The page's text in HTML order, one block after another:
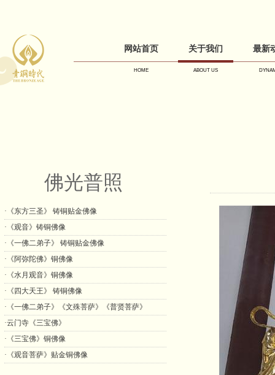
网站首页
HOME
关于我们
ABOUT US
最新
佛光普照
·《东方三圣》 铸铜贴金佛像
·《观音》铸铜佛像
·《一佛二弟子》 铸铜贴金佛像
·《阿弥陀佛》铜佛像
·《水月观音》铜佛像
·《四大天王》 铸铜佛像
·《一佛二弟子》《文殊菩萨》《普贤菩萨》
·云门寺《三宝佛》
·《三宝佛》铜佛像
·《观音菩萨》贴金铜佛像